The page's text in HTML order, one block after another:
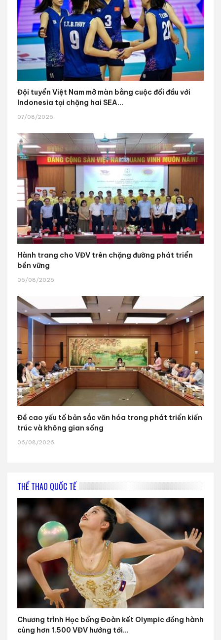
Đội tuyển Việt Nam mở màn bằng cuộc đối đầu với
Indonesia tại chặng hai SEA...
07/08/2026
Hành trang cho VĐV trên chặng đường phát triển
bền vững
06/08/2026
Đề cao yếu tố bản sắc văn hóa trong phát triển kiến
trúc và không gian sống
06/08/2026
THỂ THAO QUỐC TẾ
Chương trình Học bổng Đoàn kết Olympic đồng hành
cùng hơn 1.500 VĐV hướng tới...